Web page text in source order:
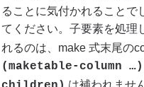
ることに気付かれることで
てください。子要素を処理
れるのは、make 式末尾の
(maketable-column …)
は補われませ